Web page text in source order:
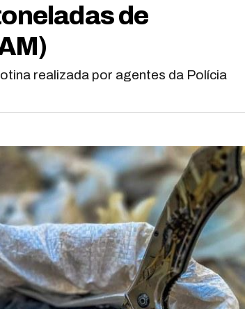
de
realizada por agentes da Polícia